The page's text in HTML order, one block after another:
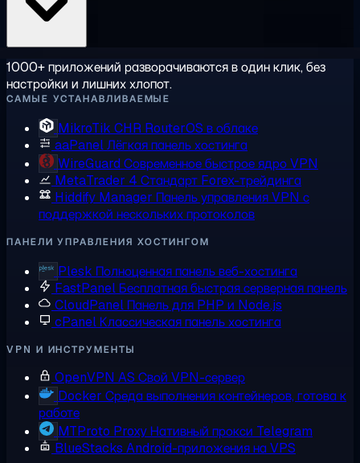
1000+ приложений разворачиваются в один клик, без
настройки и лишних хлопот.
САМЫЕ УСТАНАВЛИВАЕМЫЕ
MikroTik CHR RouterOS в облаке
aaPanelЛёгкая панель хостинга
WireGuard Современное быстрое ядро VPN
MetaTrader 4 Стандарт Forex-трейдинга
Hiddify Manager Панель управления VPN с
поддержкой нескольких протоколов
ПАНЕЛИ УПРАВЛЕНИЯ ХОСТИНГОМ
Plesk Полноценная панель веб-хостинга
FastPanelБесплатная быстрая серверная панель
CloudPanel Панель для PHP и Node.js
cPanelКлассическая панель хостинга
VPN И ИНСТРУМЕНТЫ
OpenVPN AS Свой VPN-сервер
Docker Среда выполнения контейнеров, готова к
работе
MTProto ProxyНативный прокси Telegram
BlueStacks Android-приложения на VPS